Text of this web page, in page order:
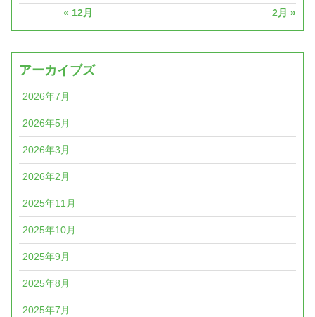
« 12月 2月 »
アーカイブズ
2026年7月
2026年5月
2026年3月
2026年2月
2025年11月
2025年10月
2025年9月
2025年8月
2025年7月